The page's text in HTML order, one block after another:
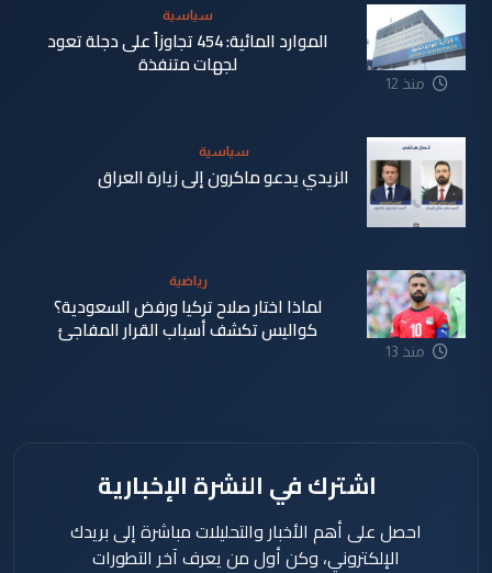
منذ 12
سياسية
الموارد المائية: 454 تجاوزاً على دجلة تعود
لجهات متنفذة
ساعة
سياسية
الزيدي يدعو ماكرون إلى زيارة العراق
منذ 13
رياضية
لماذا اختار صلاح تركيا ورفض السعودية؟
كواليس تكشف أسباب القرار المفاجئ
اشترك في النشرة الإخبارية
احصل على أهم الأخبار والتحليلات مباشرة إلى بريدك
الإلكتروني، وكن أول من يعرف آخر التطورات